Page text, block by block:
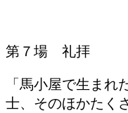
第７場 礼拝
「馬小屋で生まれ
士、そのほかたく